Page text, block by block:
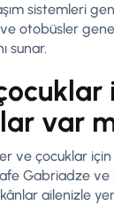
sistemleri
otobüsler
sunar.
var
ve çocuklar
Gabriadze ve
ailenizle